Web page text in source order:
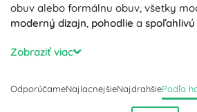
obuv alebo formálnu obuv, všetky
moderný dizajn, pohodlie a
Materiály robia rozdiel: pravá koža,
životnosť , priedušné sieťoviny a textílie
tlmenie nárazov, spevnená päta aj
bezpečný došľapa
Zobraziť viac
OdporúčameNajlacnejšieNajdrahšiePodľa